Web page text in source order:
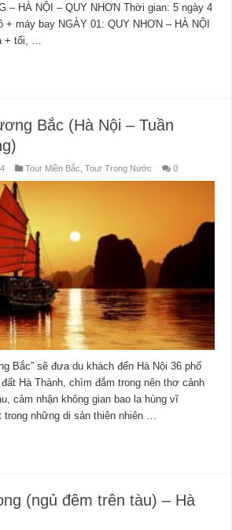
– HÀ NỘI – QUY NHƠN Thời gian: 5 ngày 4
máy bay NGÀY 01: QUY NHƠN – HÀ NỘI
+ tối, …
Bắc (Hà Nội – Tuần
Tour Miền Bắc ,Tour Trong Nước 0
Bắc” sẽ đưa du khách đến Hà Nội 36 phố
Hà Thành, chìm đắm trong nên thơ cảnh
cảm nhận không gian bao la hùng vĩ
trong những di sản thiên nhiên …
(ngủ đêm trên tàu) – Hà